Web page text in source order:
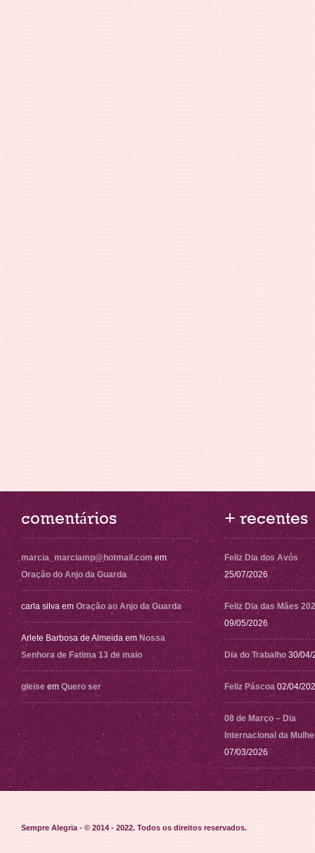
comentários
marcia_marciamp@hotmail.com em
Oração do Anjo da Guarda
carla silva em Oração ao Anjo da Guarda
Arlete Barbosa de Almeida em Nossa
Senhora de Fatima 13 de maio
gleise em Quero ser
+ recentes
Feliz Dia dos Avós
25/07/2026
Feliz Dia das Mães
09/05/2026
Dia do Trabalho 30/04/
Feliz Páscoa 02/04/
08 de Março – Dia
Internacional da
07/03/2026
Sempre Alegria - © 2014 - 2022. Todos os direitos reservados.